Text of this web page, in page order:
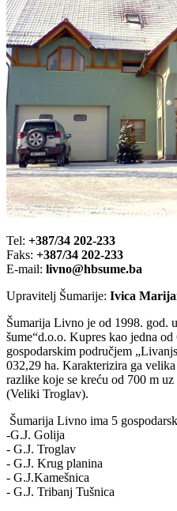
Tel: +387/34 202-233
Faks: +387/34 202-233
E-mail: livno@hbsume.ba
Upravitelj Šumarije: Ivica
Šumarija Livno je od 1998. god.
šume“d.o.o. Kupres kao jedna
gospodarskim područjem
032,29 ha. Karakterizira ga
razlike koje se kreću od 700 m
(Veliki Troglav).
Šumarija Livno ima 5
-G.J. Golija
- G.J. Troglav
- G.J. Krug planina
- G.J.Kamešnica
- G.J. Tribanj Tušnica